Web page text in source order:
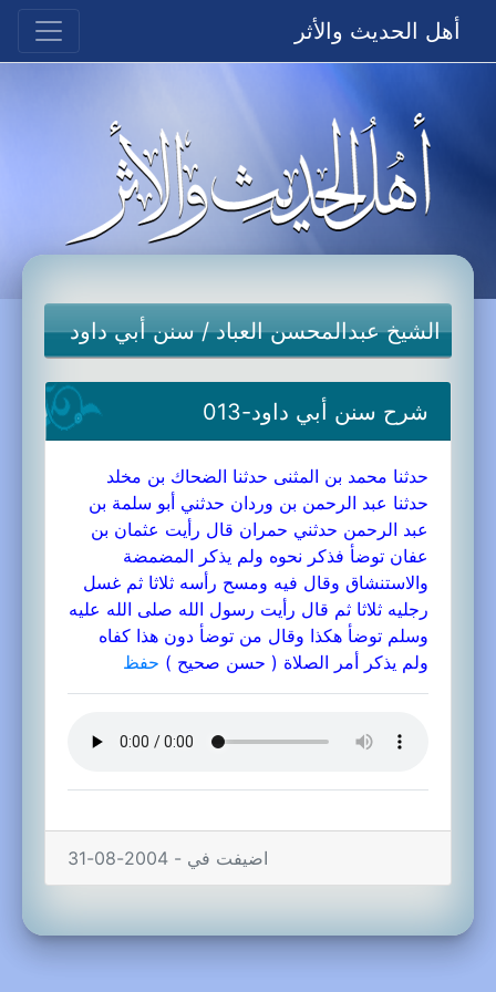
أهل الحديث والأثر
الشيخ عبدالمحسن العباد/سنن أبي داود
شرح سنن أبي داود-013
حدثنا محمد بن المثنى حدثنا الضحاك بن مخلد
حدثنا عبد الرحمن بن وردان حدثني أبو سلمة بن
عبد الرحمن حدثني حمران قال رأيت عثمان بن
عفان توضأ فذكر نحوه ولم يذكر المضمضة
والاستنشاق وقال فيه ومسح رأسه ثلاثا ثم غسل
رجليه ثلاثا ثم قال رأيت رسول الله صلى الله عليه
وسلم توضأ هكذا وقال من توضأ دون هذا كفاه
ولم يذكر أمر الصلاة ( حسن صحيح ) حفظ
اضيفت في - 2004-08-31